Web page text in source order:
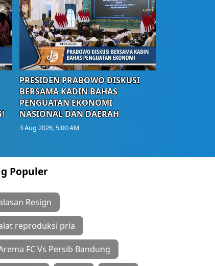
PRESIDEN PRABOWO DISKUSI
BERSAMA KADIN BAHAS
PENGUATAN EKONOMI
NASIONAL DAN DAERAH
3 Aug 2026, 5:00 AM
Populer
Resign
reproduksi pria
FC Vs Persib Bandung